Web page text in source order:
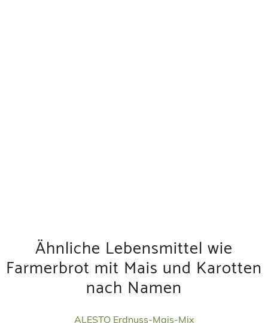
Ähnliche Lebensmittel wie
Farmerbrot mit Mais und Karotten
nach Namen
ALESTO Erdnuss-Mais-Mix